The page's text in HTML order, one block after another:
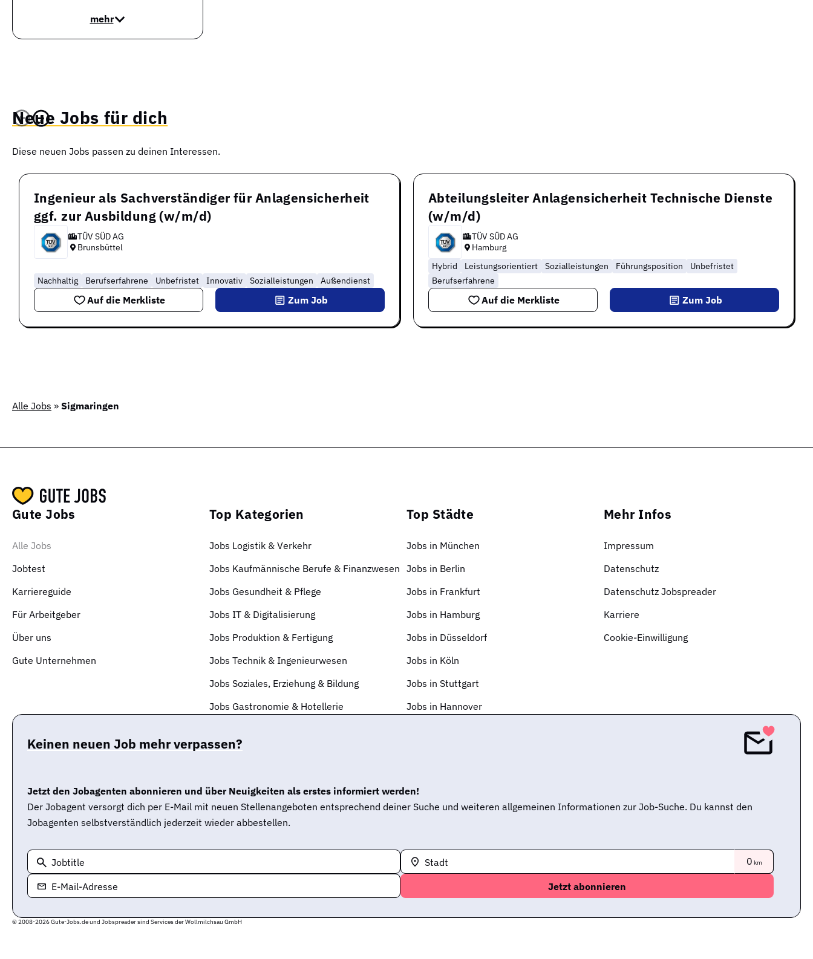
mehr
Neue Jobs für dich
Diese neuen Jobs passen zu deinen Interessen.
Ingenieur als Sachverständiger für Anlagensicherheit
ggf. zur Ausbildung (w/m/d)
TÜV SÜD AG
Brunsbüttel
Nachhaltig Berufserfahrene Unbefristet Innovativ Sozialleistungen Außendienst
Auf die Merkliste Zum Job
Abteilungsleiter Anlagensicherheit Technische Dienste
(w/m/d)
TÜV SÜD AG
Hamburg
Hybrid
Leistungsorientiert Sozialleistungen Führungsposition
Unbefristet
Berufserfahrene
Auf die Merkliste Zum Job
Alle Jobs » Sigmaringen
Gute Jobs
Alle Jobs
Jobtest
Karriereguide
Für Arbeitgeber
Über uns
Gute Unternehmen
Top Kategorien
Jobs Logistik & Verkehr
Jobs Kaufmännische Berufe & Finanzwesen
Jobs Gesundheit & Pflege
Jobs IT & Digitalisierung
Jobs Produktion & Fertigung
Jobs Technik & Ingenieurwesen
Jobs Soziales, Erziehung & Bildung
Jobs Gastronomie & Hotellerie
Top Städte
Jobs in München
Jobs in Berlin
Jobs in Frankfurt
Jobs in Hamburg
Jobs in Düsseldorf
Jobs in Köln
Jobs in Stuttgart
Jobs in Hannover
Mehr Infos
Impressum
Datenschutz
Datenschutz Jobspreader
Karriere
Cookie-Einwilligung
Keinen neuen Job mehr verpassen?
Jetzt den Jobagenten abonnieren und über Neuigkeiten als erstes informiert werden!
Der Jobagent versorgt dich per E-Mail mit neuen Stellenangeboten entsprechend deiner Suche und weiteren allgemeinen Informationen zur Job-Suche. Du kannst den
Jobagenten selbstverständlich jederzeit wieder abbestellen.
Jobtitle Stadt 0 km
E-Mail-Adresse
© 2008-2026 Gute-Jobs.de und Jobspreader sind Services der Wollmilchsau GmbH